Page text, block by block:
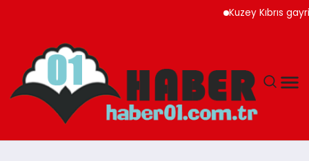
Kuzey Kıbrıs